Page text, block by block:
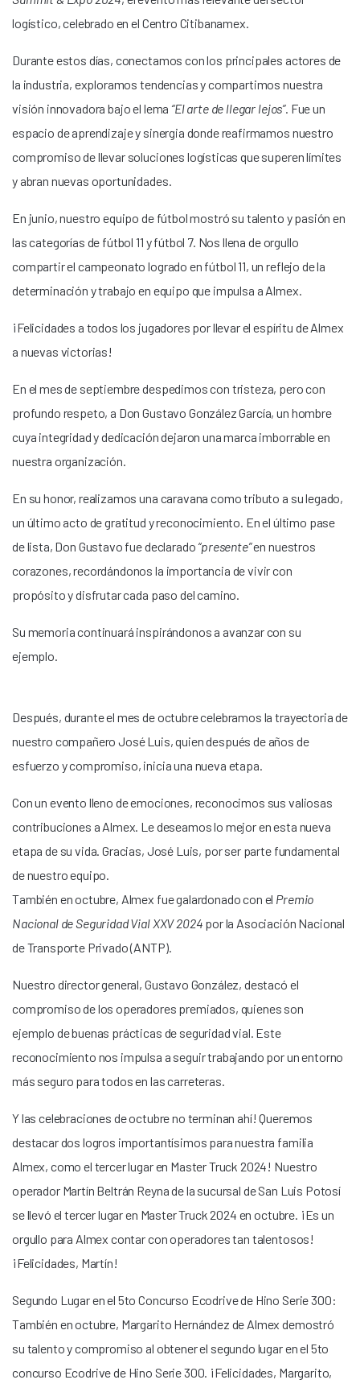
logístico, celebrado en el Centro Citibanamex.
Durante estos días, conectamos con los principales actores de
la industria, exploramos tendencias y compartimos nuestra
visión innovadora bajo el lema “El arte de llegar lejos”. Fue un
espacio de aprendizaje y sinergia donde reafirmamos nuestro
compromiso de llevar soluciones logísticas que superen límites
y abran nuevas oportunidades.
En junio, nuestro equipo de fútbol mostró su talento y pasión en
las categorías de fútbol 11 y fútbol 7. Nos llena de orgullo
compartir el campeonato logrado en fútbol 11, un reflejo de la
determinación y trabajo en equipo que impulsa a Almex.
¡Felicidades a todos los jugadores por llevar el espíritu de Almex
a nuevas victorias!
En el mes de septiembre despedimos con tristeza, pero con
profundo respeto, a Don Gustavo González García, un hombre
cuya integridad y dedicación dejaron una marca imborrable en
nuestra organización.
En su honor, realizamos una caravana como tributo a su legado,
un último acto de gratitud y reconocimiento. En el último pase
de lista, Don Gustavo fue declarado “presente”en nuestros
corazones, recordándonos la importancia de vivir con
propósito y disfrutar cada paso del camino.
Su memoria continuará inspirándonos a avanzar con su
ejemplo.
Después, durante el mes de octubre celebramos la trayectoria de
nuestro compañero José Luis, quien después de años de
esfuerzo y compromiso, inicia una nueva etapa.
Con un evento lleno de emociones, reconocimos sus valiosas
contribuciones a Almex. Le deseamos lo mejor en esta nueva
etapa de su vida. Gracias, José Luis, por ser parte fundamental
de nuestro equipo.
También en octubre, Almex fue galardonado con el Premio
Nacional de Seguridad Vial XXV 2024 por la Asociación Nacional
de Transporte Privado (ANTP).
Nuestro director general, Gustavo González, destacó el
compromiso de los operadores premiados, quienes son
ejemplo de buenas prácticas de seguridad vial. Este
reconocimiento nos impulsa a seguir trabajando por un entorno
más seguro para todos en las carreteras.
Y las celebraciones de octubre no terminan ahí! Queremos
destacar dos logros importantísimos para nuestra familia
Almex, como el tercer lugar en Master Truck 2024! Nuestro
operador Martín Beltrán Reyna de la sucursal de San Luis Potosí
se llevó el tercer lugar en Master Truck 2024 en octubre. ¡Es un
orgullo para Almex contar con operadores tan talentosos!
¡Felicidades, Martín!
Segundo Lugar en el 5to Concurso Ecodrive de Hino Serie 300:
También en octubre, Margarito Hernández de Almex demostró
su talento y compromiso al obtener el segundo lugar en el 5to
concurso Ecodrive de Hino Serie 300. ¡Felicidades, Margarito,